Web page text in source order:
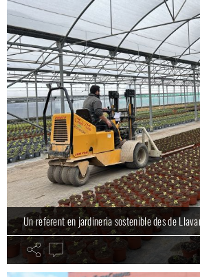
Un referent en jardineria sostenible des de